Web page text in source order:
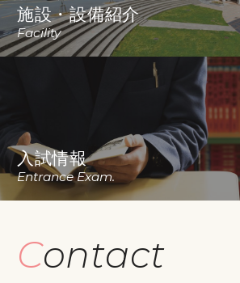
施設・設備紹介
Facility
入試情報
Entrance Exam.
Contact